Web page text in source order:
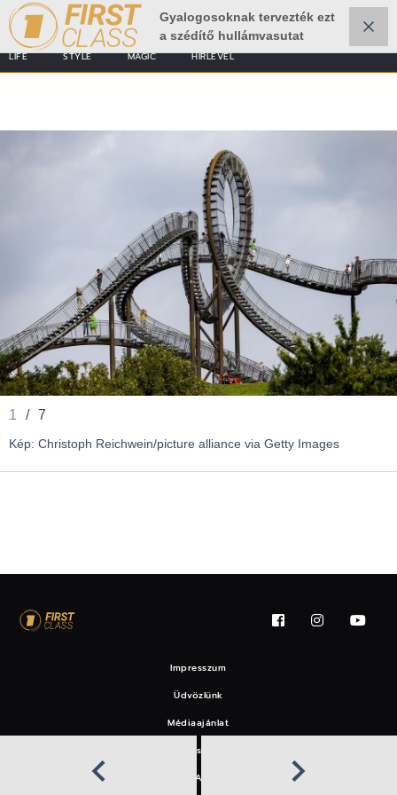
LIFE STYLE MAGIC HÍRLEVÉL
Gyalogosoknak tervezték ezt
a szédítő hullámvasutat
1 / 7
Kép: Christoph Reichwein/picture alliance via Getty Images
Impresszum
Üdvözlünk
Médiaajánlat
Felhasználási feltételek
EAT